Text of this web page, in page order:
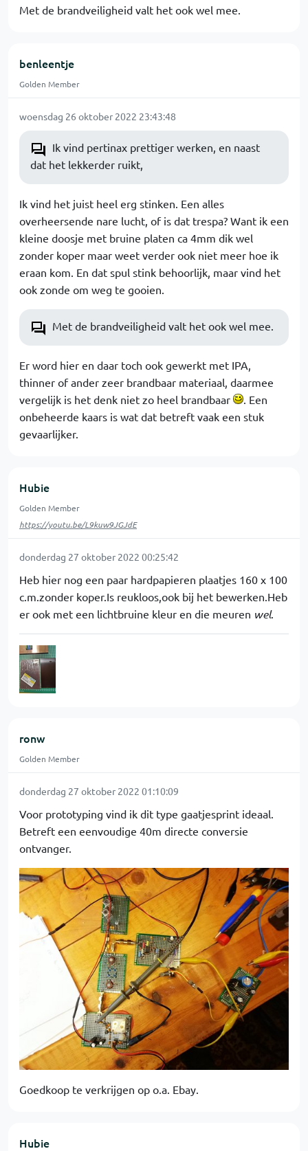
Met de brandveiligheid valt het ook wel mee.
benleentje
Golden Member
woensdag 26 oktober 2022 23:43:48
Ik vind pertinax prettiger werken, en naast
dat het lekkerder ruikt,
Ik vind het juist heel erg stinken. Een alles
overheersende nare lucht, of is dat trespa? Want ik een
kleine doosje met bruine platen ca 4mm dik wel
zonder koper maar weet verder ook niet meer hoe ik
eraan kom. En dat spul stink behoorlijk, maar vind het
ook zonde om weg te gooien.
Met de brandveiligheid valt het ook wel mee.
Er word hier en daar toch ook gewerkt met IPA,
thinner of ander zeer brandbaar materiaal, daarmee
vergelijk is het denk niet zo heel brandbaar
. Een
onbeheerde kaars is wat dat betreft vaak een stuk
gevaarlijker.
Hubie
Golden Member
https://youtu.be/L9kuw9JGJdE
donderdag 27 oktober 2022 00:25:42
Heb hier nog een paar hardpapieren plaatjes 160 x 100
c.m.zonder koper.Is reukloos,ook bij het bewerken.Heb
er ook met een lichtbruine kleur en die meuren wel.
ronw
Golden Member
donderdag 27 oktober 2022 01:10:09
Voor prototyping vind ik dit type gaatjesprint ideaal.
Betreft een eenvoudige 40m directe conversie
ontvanger.
Goedkoop te verkrijgen op o.a. Ebay.
Hubie